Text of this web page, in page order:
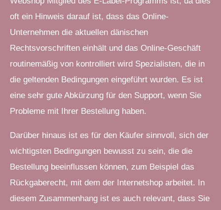
oft ein Hinweis darauf ist, dass das Online-
Unternehmen die aktuellen dänischen
Rechtsvorschriften einhält und das Online-Geschäft
routinemäßig von kontrolliert wird Spezialisten, die in
die geltenden Bedingungen eingeführt wurden. Es ist
eine sehr gute Abkürzung für den Support, wenn Sie
Probleme mit Ihrer Bestellung haben.
Darüber hinaus ist es für den Käufer sinnvoll, sich der
wichtigsten Bedingungen bewusst zu sein, die die
Bestellung beeinflussen können, zum Beispiel das
Rückgaberecht, mit dem der Internetshop arbeitet. In
diesem Zusammenhang ist es auch relevant, dass Sie